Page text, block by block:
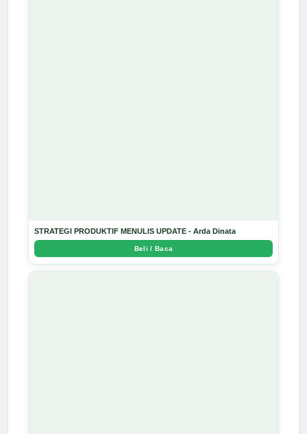
STRATEGI PRODUKTIF MENULIS UPDATE - Arda Dinata
Beli / Baca